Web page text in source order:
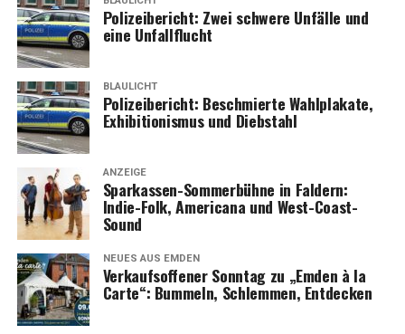
Poli­zei­sta­ti­on Wes­t­ov­er­le­din­gen 04955–937920
—
Quel­le: Poli­zei­in­spek­ti­on Leer/Emden (ots)
Poli­zei­be­richt: Zwei schwe­re Unfäl­le und
eine Unfallflucht
BLAULICHT
Poli­zei­be­richt: Beschmier­te Wahl­pla­ka­te,
Exhi­bi­tio­nis­mus und Diebstahl
ANZEIGE
Spar­kas­sen-Som­mer­büh­ne in Fald­ern:
Indie-Folk, Ame­ri­ca­na und West-Coast-
Sound
NEUES AUS EMDEN
Ver­kaufs­of­fe­ner Sonn­tag zu „Emden à la
Car­te“: Bum­meln, Schlem­men, Entdecken